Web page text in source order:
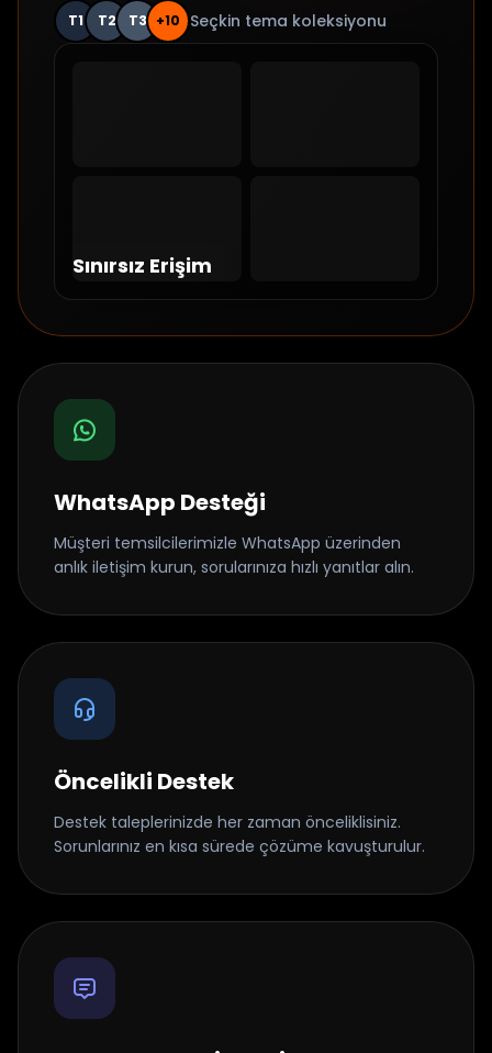
T1 T2 T3 +10 Seçkin tema koleksiyonu
Sınırsız Erişim
WhatsApp Desteği
Müşteri temsilcilerimizle WhatsApp üzerinden
anlık iletişim kurun, sorularınıza hızlı yanıtlar alın.
Öncelikli Destek
Destek taleplerinizde her zaman önceliklisiniz.
Sorunlarınız en kısa sürede çözüme kavuşturulur.